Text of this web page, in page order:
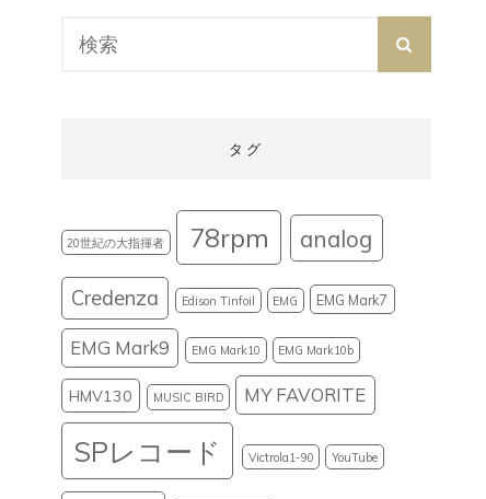
for:
タグ
20世紀の大指揮者 78rpm analog
Credenza Edison Tinfoil EMG EMG Mark7
EMG Mark9 EMG Mark10 EMG Mark10b
HMV130 MUSIC BIRD MY FAVORITE
SPレコード Victrola1-90 YouTube